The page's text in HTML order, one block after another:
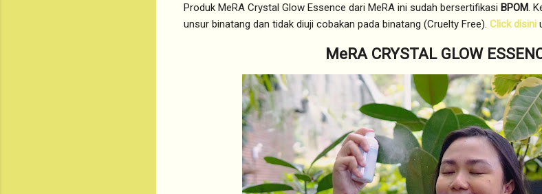
Produk MeRA Crystal Glow Essence dari MeRA ini sudah bersertifikasi BPOM.
unsur binatang dan tidak diuji cobakan pada binatang (Cruelty Free). Click disini
MeRA CRYSTAL GLOW